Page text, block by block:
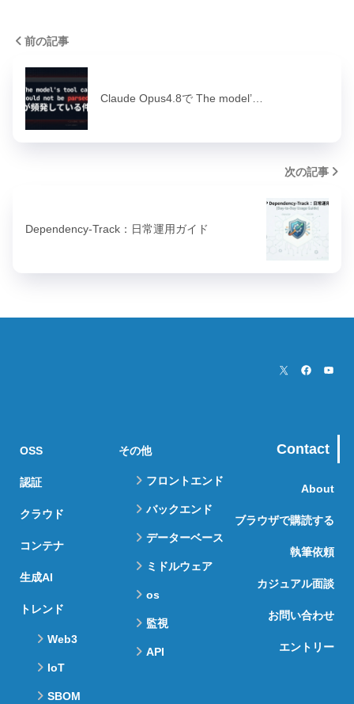
前の記事
Claude Opus4.8で The model’…
次の記事
Dependency-Track：日常運用ガイド
OSS
認証
クラウド
コンテナ
生成AI
トレンド
Web3
IoT
SBOM
その他
フロントエンド
バックエンド
データーベース
ミドルウェア
os
監視
API
Contact
About
ブラウザで購読する
執筆依頼
カジュアル面談
お問い合わせ
エントリー